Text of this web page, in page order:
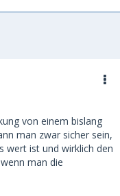
von einem bislang
man zwar sicher sein,
wert ist und wirklich den
man die